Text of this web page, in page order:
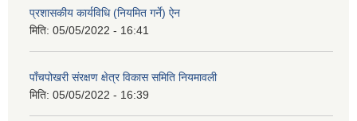
प्रशासकीय कार्यविधि (नियमित गर्ने) ऐन
मिति: 05/05/2022 - 16:41
पाँचपोखरी संरक्षण क्षेत्र विकास समिति नियमावली
मिति: 05/05/2022 - 16:39